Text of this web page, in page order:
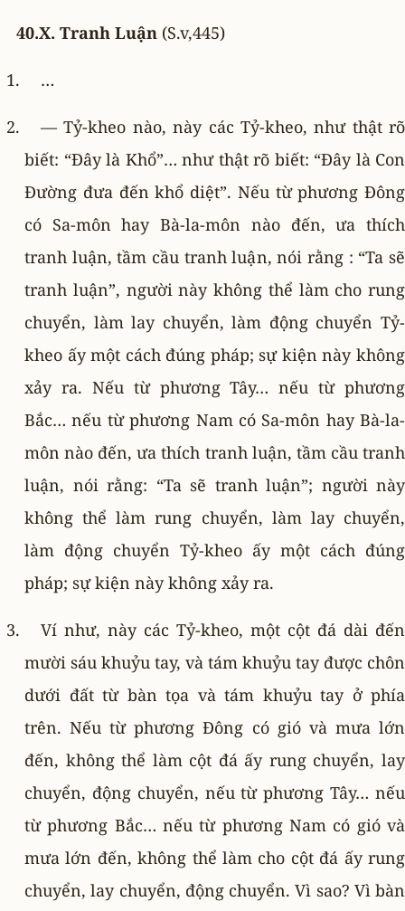
40.X. Tranh Luận (S.v,445)
…
— Tỷ-kheo nào, này các Tỷ-kheo, như thật rõ
biết: “Ðây là Khổ”… như thật rõ biết: “Ðây là Con
Ðường đưa đến khổ diệt”. Nếu từ phương Ðông
có Sa-môn hay Bà-la-môn nào đến, ưa thích
tranh luận, tầm cầu tranh luận, nói rằng : “Ta sẽ
tranh luận”, người này không thể làm cho rung
chuyển, làm lay chuyển, làm động chuyển Tỷ-
kheo ấy một cách đúng pháp; sự kiện này không
xảy ra. Nếu từ phương Tây… nếu từ phương
Bắc… nếu từ phương Nam có Sa-môn hay Bà-la-
môn nào đến, ưa thích tranh luận, tầm cầu tranh
luận, nói rằng: “Ta sẽ tranh luận”; người này
không thể làm rung chuyển, làm lay chuyển,
làm động chuyển Tỷ-kheo ấy một cách đúng
pháp; sự kiện này không xảy ra.
Ví như, này các Tỷ-kheo, một cột đá dài đến
mười sáu khuỷu tay, và tám khuỷu tay được chôn
dưới đất từ bàn tọa và tám khuỷu tay ở phía
trên. Nếu từ phương Ðông có gió và mưa lớn
đến, không thể làm cột đá ấy rung chuyển, lay
chuyển, động chuyển, nếu từ phương Tây… nếu
từ phương Bắc… nếu từ phương Nam có gió và
mưa lớn đến, không thể làm cho cột đá ấy rung
chuyển, lay chuyển, động chuyển. Vì sao? Vì bàn